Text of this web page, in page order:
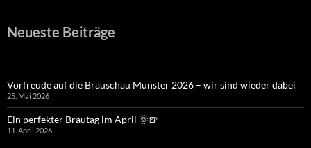
Neueste Beiträge
Vorfreude auf die Brauschau Münster 2026 – wir sind wieder dabei
25. Mai 2026
Ein perfekter Brautag im April 🌞🍺
11. April 2026